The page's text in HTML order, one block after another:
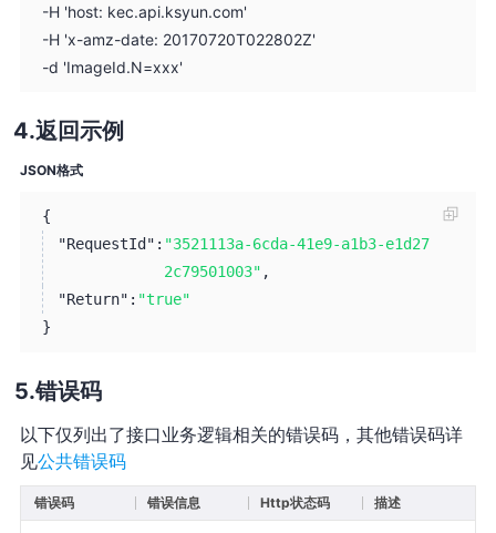
-H 'host: kec.api.ksyun.com'
-H 'x-amz-date: 20170720T022802Z'
-d 'ImageId.N=xxx'
返回示例
JSON格式
{
"RequestId": "3521113a-6cda-41e9-a1b3-e1d27
2c79501003" ,
"Return": "true"
}
错误码
以下仅列出了接口业务逻辑相关的错误码，其他错误码详
见公共错误码
错误码 错误信息 Http状态码 描述